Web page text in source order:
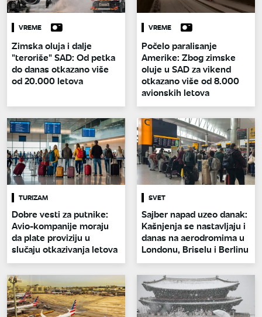
VREME
Zimska oluja i dalje
"teroriše" SAD: Od petka
do danas otkazano više
od 20.000 letova
VREME
Počelo paralisanje
Amerike: Zbog zimske
oluje u SAD za vikend
otkazano više od 8.000
avionskih letova
TURIZAM
Dobre vesti za putnike:
Avio-kompanije moraju
da plate proviziju u
slučaju otkazivanja letova
SVET
Sajber napad uzeo danak:
Kašnjenja se nastavljaju i
danas na aerodromima u
Londonu, Briselu i Berlinu